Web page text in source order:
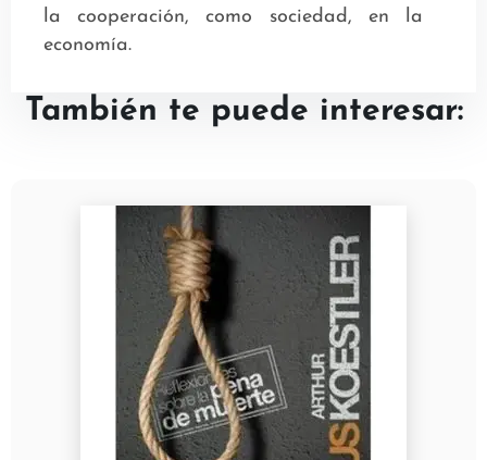
la cooperación, como sociedad, en la
economía.
También te puede interesar: